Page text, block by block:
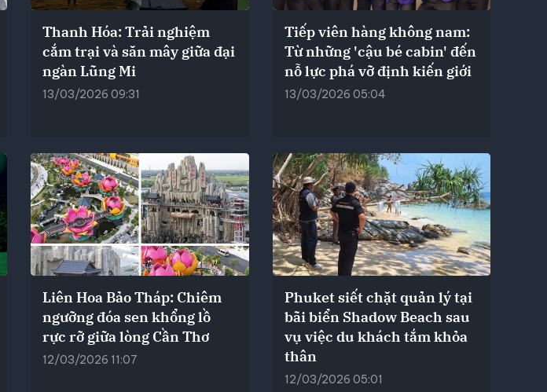
Thanh Hóa: Trải nghiệm
cắm trại và săn mây giữa đại
ngàn Lũng Mi
13/03/2026 09:31
Tiếp viên hàng không nam:
Từ những 'cậu bé cabin' đến
nỗ lực phá vỡ định kiến giới
13/03/2026 05:04
Liên Hoa Bảo Tháp: Chiêm
ngưỡng đóa sen khổng lồ
rực rỡ giữa lòng Cần Thơ
12/03/2026 11:07
Phuket siết chặt quản lý tại
bãi biển Shadow Beach sau
vụ việc du khách tắm khỏa
thân
12/03/2026 05:01